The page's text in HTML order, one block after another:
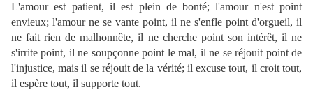
L'amour est patient, il est plein de bonté; l'amour n'est point
envieux; l'amour ne se vante point, il ne s'enfle point d'orgueil, il
ne fait rien de malhonnête, il ne cherche point son intérêt, il ne
s'irrite point, il ne soupçonne point le mal, il ne se réjouit point de
l'injustice, mais il se réjouit de la vérité; il excuse tout, il croit tout,
il espère tout, il supporte tout.